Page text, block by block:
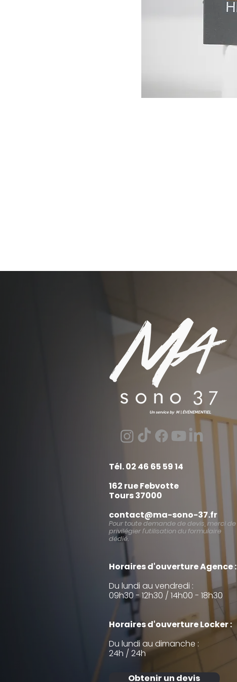
Tél. 02 46 65 59 14
162 rue Febvotte
Tours 37000
contact@ma-sono-37.fr
Pour toute demande de devis, merci de
privilégier l’utilisation du formulaire
dédié.
Horaires d'ouverture Agence :
Du lundi au vendredi :
09h30 - 12h30 / 14h00 - 18h30
Horaires d'ouverture Locker :
Du lundi au dimanche :
24h / 24h
Obtenir un devis